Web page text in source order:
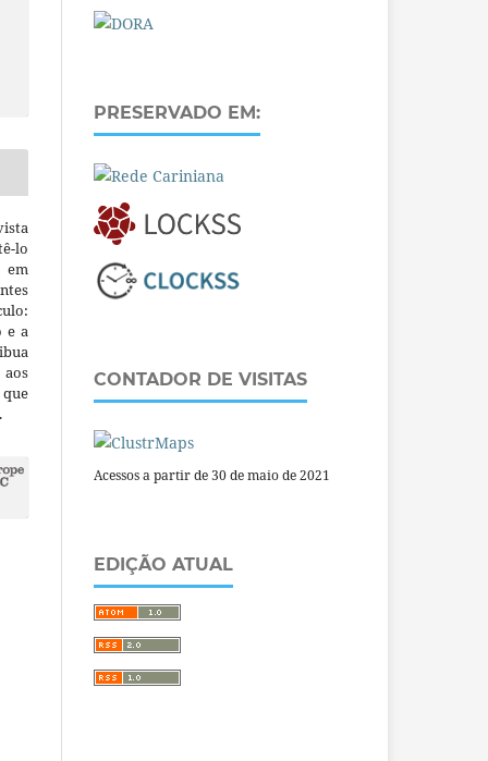
lo
em
e a
PRESERVADO EM:
CONTADOR DE VISITAS
Acessos a partir de 30 de maio de 2021
EDIÇÃO ATUAL